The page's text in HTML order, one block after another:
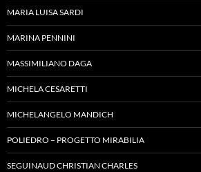
MARIA LUISA SARDI
MARINA PENNINI
MASSIMILIANO DAGA
MICHELA CESARETTI
MICHELANGELO MANDICH
POLIEDRO – PROGETTO MIRABILIA
SEGUINAUD CHRISTIAN CHARLES